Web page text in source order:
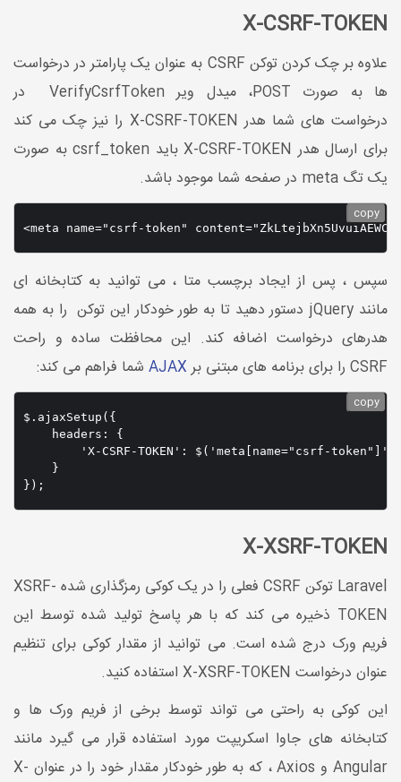
X-CSRF-TOKEN
علاوه بر چک کردن توکن CSRF به عنوان یک پارامتر در درخواست
ها به صورت POST، میدل ویر VerifyCsrfToken در
درخواست های شما هدر X-CSRF-TOKEN را نیز چک می کند
برای ارسال هدر X-CSRF-TOKEN باید csrf_token به صورت
یک تگ meta در صفحه شما موجود باشد.
<meta name="csrf-token"
copy
سپس ، پس از ایجاد برچسب متا ، می توانید به کتابخانه ای
مانند jQuery دستور دهید تا به طور خودکار این توکن را به همه
هدرهای درخواست اضافه کند. این محافظت ساده و راحت
CSRF را برای برنامه های مبتنی بر
AJAX شما فراهم می کند:
$.ajaxSetup({
headers: {
'X-CSRF-TOKEN': $('meta[name="csrf-
}
});
copy
X-XSRF-TOKEN
Laravel توکن CSRF فعلی را در یک کوکی رمزگذاری شده XSRF-
TOKEN ذخیره می کند که با هر پاسخ تولید شده توسط این
فریم ورک درج شده است. می توانید از مقدار کوکی برای تنظیم
عنوان درخواست X-XSRF-TOKEN استفاده کنید.
این کوکی به راحتی می تواند توسط برخی از فریم ورک ها و
کتابخانه های جاوا اسکریپت مورد استفاده قرار می گیرد مانند
Angular و Axios ، که به طور خودکار مقدار خود را در عنوان X-